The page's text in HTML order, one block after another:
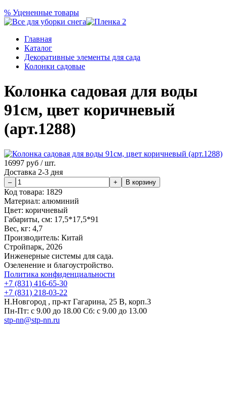
% Уцененные товары
Главная
Каталог
Декоративные элементы для сада
Колонки садовые
Колонка садовая для воды
91см, цвет коричневый
(арт.1288)
16997 руб / шт.
Доставка 2-3 дня
Код товара: 1829
Материал: алюминий
Цвет: коричневый
Габариты, см: 17,5*17,5*91
Вес, кг: 4,7
Производитель: Китай
Стройпарк, 2026
Инженерные системы для сада.
Озеленение и благоустройство.
Политика конфиденциальности
+7 (831) 416-65-30
+7 (831) 218-03-22
Н.Новгород , пр-кт Гагарина, 25 В, корп.3
Пн-Пт: с 9.00 до 18.00 Сб: с 9.00 до 13.00
stp-nn@stp-nn.ru